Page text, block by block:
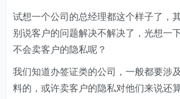
试想一个公司的总经理都这个样子了，
别说客户的问题解决不解决了，光想一
不会卖客户的隐私呢？
我们知道办签证类的公司，一般都要涉
料的，或许卖客户的隐私对他们来说还